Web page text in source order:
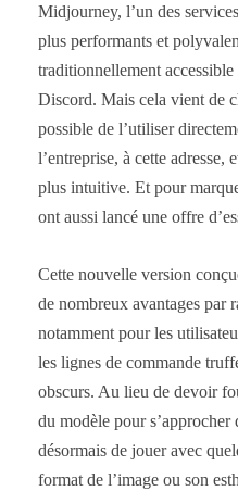
Midjourney, l’un des
plus performants et
traditionnellement
Discord. Mais cela vient de
possible de l’utiliser
l’entreprise, à cette adresse,
plus intuitive. Et pour
ont aussi lancé une offre
Cette nouvelle version
de nombreux avantages par
notamment pour les
les lignes de commande
obscurs. Au lieu de devoir
du modèle pour
désormais de jouer avec
format de l’image ou son